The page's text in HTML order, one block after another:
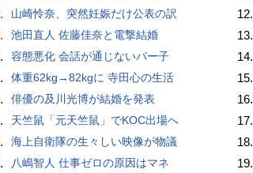
山崎怜奈、突然妊娠だけ公表の訳
池田直人 佐藤佳奈と電撃結婚
容態悪化 会話が通じないパー子
体重62kg→82kgに 寺田心の生活
俳優の及川光博が結婚を発表
天竺鼠「元天竺鼠」でKOC出場へ
海上自衛隊の生々しい映像が物議
八嶋智人 仕事ゼロの原因はマネ
12.
13.
14.
15.
16.
17.
18.
19.